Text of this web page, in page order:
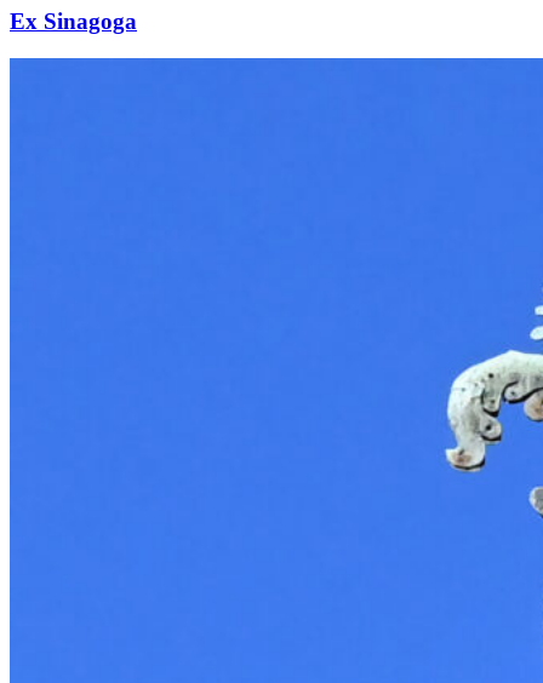
Ex Sinagoga